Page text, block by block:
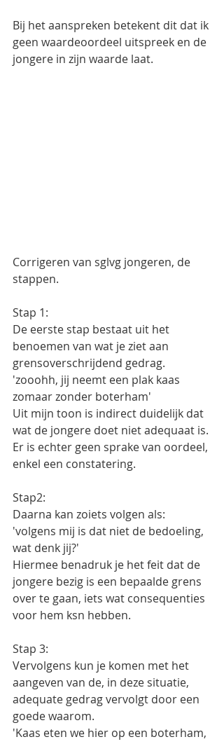
Bij het aanspreken betekent dit dat ik
geen waardeoordeel uitspreek en de
jongere in zijn waarde laat.
Corrigeren van sglvg jongeren, de
stappen.
Stap 1:
De eerste stap bestaat uit het
benoemen van wat je ziet aan
grensoverschrijdend gedrag.
'zooohh, jij neemt een plak kaas
zomaar zonder boterham'
Uit mijn toon is indirect duidelijk dat
wat de jongere doet niet adequaat is.
Er is echter geen sprake van oordeel,
enkel een constatering.
Stap2:
Daarna kan zoiets volgen als:
'volgens mij is dat niet de bedoeling,
wat denk jij?'
Hiermee benadruk je het feit dat de
jongere bezig is een bepaalde grens
over te gaan, iets wat consequenties
voor hem ksn hebben.
Stap 3:
Vervolgens kun je komen met het
aangeven van de, in deze situatie,
adequate gedrag vervolgt door een
goede waarom.
'Kaas eten we hier op een boterham,